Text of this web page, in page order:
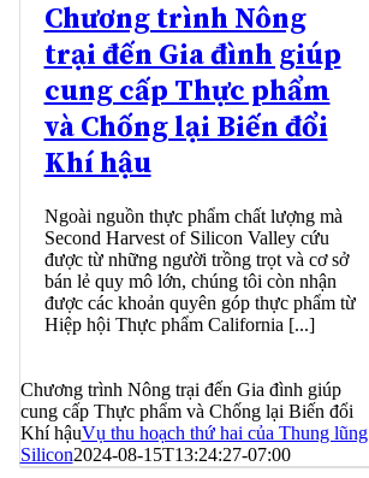
Chương trình Nông
trại đến Gia đình giúp
cung cấp Thực phẩm
và Chống lại Biến đổi
Khí hậu
Ngoài nguồn thực phẩm chất lượng mà
Second Harvest of Silicon Valley cứu
được từ những người trồng trọt và cơ sở
bán lẻ quy mô lớn, chúng tôi còn nhận
được các khoản quyên góp thực phẩm từ
Hiệp hội Thực phẩm California [...]
Chương trình Nông trại đến Gia đình giúp
cung cấp Thực phẩm và Chống lại Biến đổi
Khí hậuVụ thu hoạch thứ hai của Thung lũng
Silicon2024-08-15T13:24:27-07:00